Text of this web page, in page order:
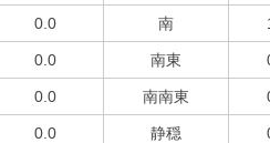
0.0 南
0.0 南東
0.0 南南東
0.0 静穏